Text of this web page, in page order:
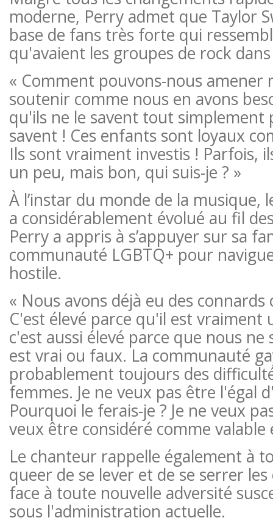
moderne, Perry admet que Taylor
base de fans très forte qui
qu'avaient les groupes de rock
« Comment pouvons-nous amener
soutenir comme nous en avons
qu'ils ne le savent tout simplement
savent ! Ces enfants sont loyaux
Ils sont vraiment investis ! Parfois,
un peu, mais bon, qui suis-je ? »
À l’instar du monde de la musique,
a considérablement évolué au fil
Perry a appris à s’appuyer sur sa
communauté LGBTQ+ pour
hostile.
« Nous avons déjà eu des
C'est élevé parce qu'il est vraiment
c'est aussi élevé parce que nous ne
est vrai ou faux. La communauté
probablement toujours des
femmes. Je ne veux pas être l'égal
Pourquoi le ferais-je ? Je ne veux
veux être considéré comme
Le chanteur rappelle également à
queer de se lever et de se serrer
face à toute nouvelle adversité
sous l'administration actuelle.